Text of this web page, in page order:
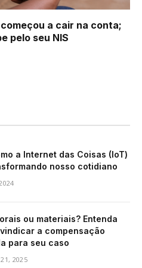
a cair na conta;
pelo seu NIS
a Internet das Coisas (IoT)
nosso cotidiano
ou materiais? Entenda
a compensação
para seu caso
21, 2025